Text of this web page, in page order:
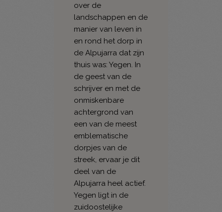
over de
landschappen en de
manier van leven in
en rond het dorp in
de Alpujarra dat zijn
thuis was: Yegen. In
de geest van de
schrijver en met de
onmiskenbare
achtergrond van
een van de meest
emblematische
dorpjes van de
streek, ervaar je dit
deel van de
Alpujarra heel actief.
Yegen ligt in de
zuidoostelijke